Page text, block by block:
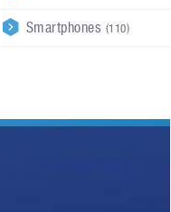
Smartphones (110)